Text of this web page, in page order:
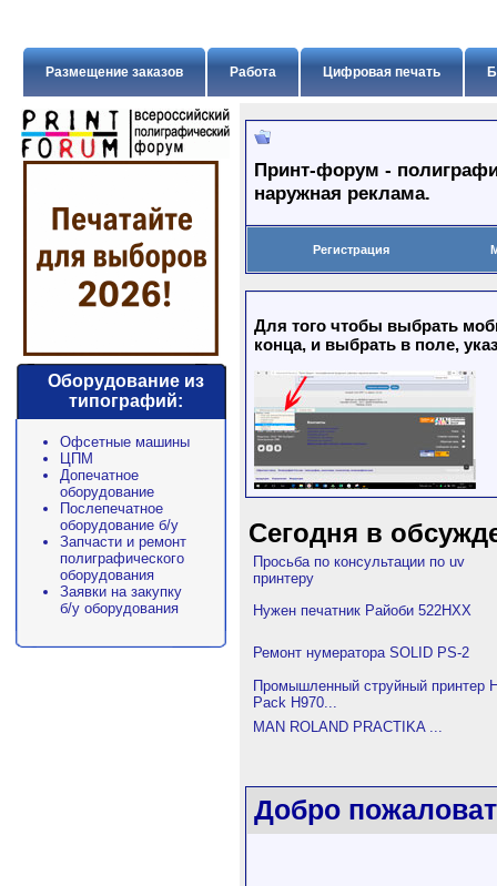
Цифровая печать
Работа
Размещение заказов
Оборудование из
типографий:
Офсетные машины
ЦПМ
Допечатное
оборудование
Послепечатное
оборудование б/у
Запчасти и ремонт
полиграфического
оборудования
Заявки на закупку
б/у оборудования
Принт-форум -
наружная реклама.
Регистрация
Для того чтобы выбрать
конца, и выбрать в поле,
Сегодня в
Просьба по консультации по uv
принтеру
Нужен печатник Райоби 522HXX
Ремонт нумератора SOLID PS-2
Промышленный струйный принтер
Pack H970...
MAN ROLAND PRACTIKA ...
Добро